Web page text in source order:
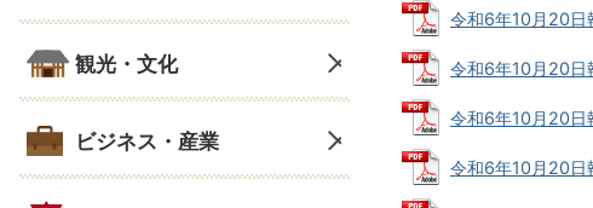
観光・文化
ビジネス・産業
令和6年10月20
令和6年10月20
令和6年10月20
令和6年10月20